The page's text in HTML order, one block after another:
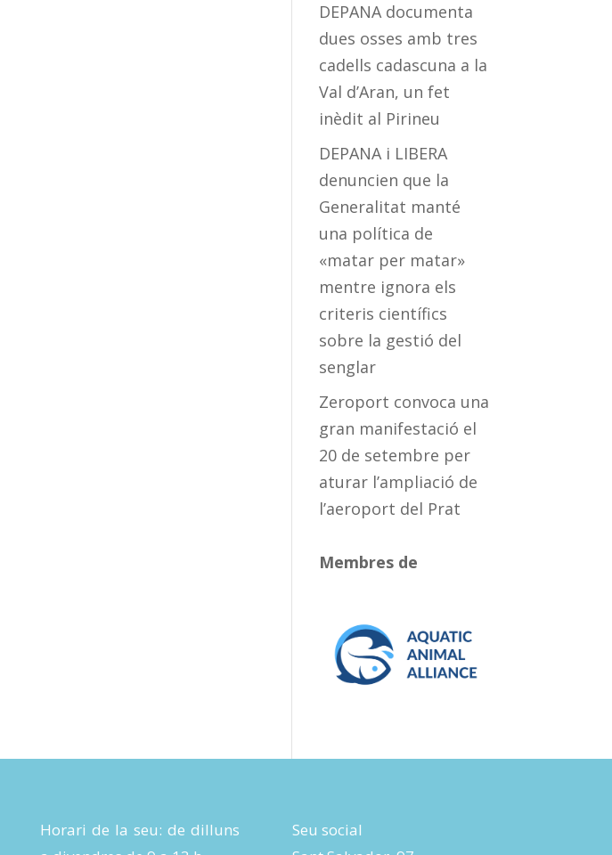
DEPANA documenta
dues osses amb tres
cadells cadascuna a la
Val d’Aran, un fet
inèdit al Pirineu
DEPANA i LIBERA
denuncien que la
Generalitat manté
una política de
«matar per matar»
mentre ignora els
criteris científics
sobre la gestió del
senglar
Zeroport convoca una
gran manifestació el
20 de setembre per
aturar l’ampliació de
l’aeroport del Prat
Membres de
Horari de la seu: de dilluns
Seu social